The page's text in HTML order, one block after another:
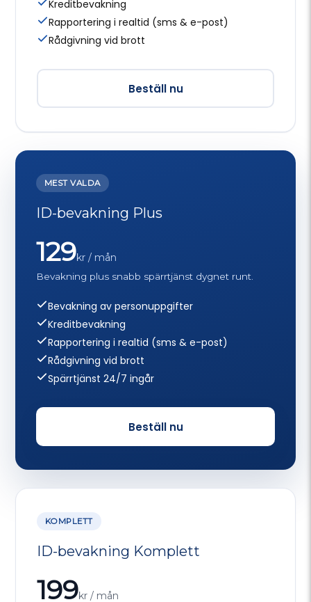
Kreditbevakning
Rapportering i realtid (sms & e-post)
Rådgivning vid brott
Beställ nu
MEST VALDA
ID-bevakning Plus
129kr / mån
Bevakning plus snabb spärrtjänst dygnet runt.
Bevakning av personuppgifter
Kreditbevakning
Rapportering i realtid (sms & e-post)
Rådgivning vid brott
Spärrtjänst 24/7 ingår
Beställ nu
KOMPLETT
ID-bevakning Komplett
199kr / mån